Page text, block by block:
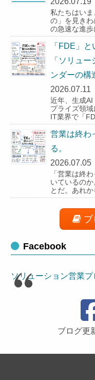
私たちはい
の」を見き
の急速な進
「FDE」
「ソリュ
ンダーの構
2026.07.11
近年、生成
プライズ領域
IT業界で「
営業は終わ
る。
2026.07.05
「営業は終
いているの
とだ。あれ
Facebook
ソリューション営業
ブログ更